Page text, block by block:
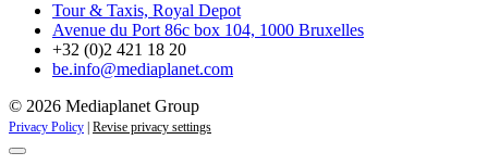
Tour & Taxis, Royal Depot
Avenue du Port 86c box 104, 1000 Bruxelles
+32 (0)2 421 18 20
be.info@mediaplanet.com
© 2026 Mediaplanet Group
Privacy Policy Revise privacy settings